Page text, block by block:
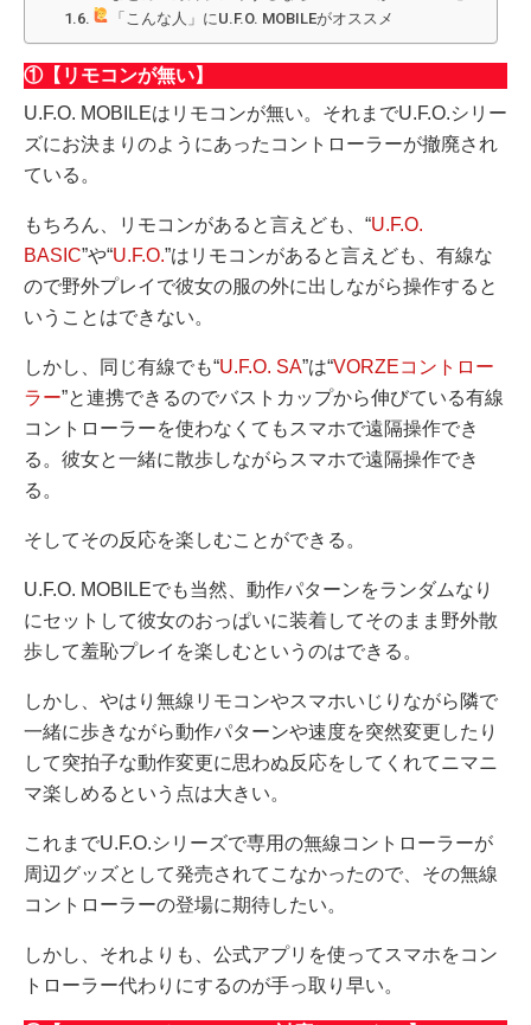
「こんな人」にU.F.O. MOBILEがオススメ
①【リモコンが無い】
U.F.O. MOBILEはリモコンが無い。それまでU.F.O.シリー
ズにお決まりのようにあったコントローラーが撤廃され
ている。
もちろん、リモコンがあると言えども、“U.F.O.
BASIC”や“U.F.O.”はリモコンがあると言えども、有線な
ので野外プレイで彼女の服の外に出しながら操作すると
いうことはできない。
しかし、同じ有線でも“U.F.O. SA”は“VORZEコントロー
ラー”と連携できるのでバストカップから伸びている有線
コントローラーを使わなくてもスマホで遠隔操作でき
る。彼女と一緒に散歩しながらスマホで遠隔操作でき
る。
そしてその反応を楽しむことができる。
U.F.O. MOBILEでも当然、動作パターンをランダムなり
にセットして彼女のおっぱいに装着してそのまま野外散
歩して羞恥プレイを楽しむというのはできる。
しかし、やはり無線リモコンやスマホいじりながら隣で
一緒に歩きながら動作パターンや速度を突然変更したり
して突拍子な動作変更に思わぬ反応をしてくれてニマニ
マ楽しめるという点は大きい。
これまでU.F.O.シリーズで専用の無線コントローラーが
周辺グッズとして発売されてこなかったので、その無線
コントローラーの登場に期待したい。
しかし、それよりも、公式アプリを使ってスマホをコン
トローラー代わりにするのが手っ取り早い。